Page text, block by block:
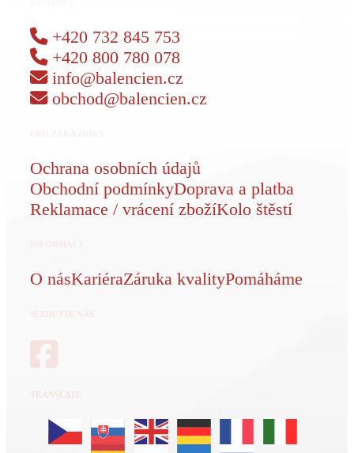
+420 732 845 753
+420 800 780 078
info@balencien.cz
obchod@balencien.cz
Ochrana osobních údajů
Obchodní podmínkyDoprava a platba
Reklamace / vrácení zbožíKolo štěstí
O násKariéraZáruka kvalityPomáháme
TRANSLATE